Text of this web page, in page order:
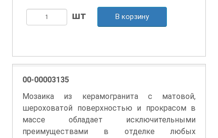
В корзину
00-00003135
Мозаика из керамогранита с матовой,
шероховатой поверхностью и прокрасом в
массе обладает исключительными
преимуществами в отделке любых